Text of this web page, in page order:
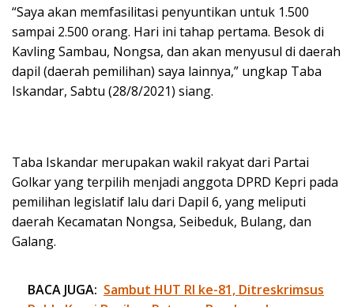
“Saya akan memfasilitasi penyuntikan untuk 1.500
sampai 2.500 orang. Hari ini tahap pertama. Besok di
Kavling Sambau, Nongsa, dan akan menyusul di daerah
dapil (daerah pemilihan) saya lainnya,” ungkap Taba
Iskandar, Sabtu (28/8/2021) siang.
Taba Iskandar merupakan wakil rakyat dari Partai
Golkar yang terpilih menjadi anggota DPRD Kepri pada
pemilihan legislatif lalu dari Dapil 6, yang meliputi
daerah Kecamatan Nongsa, Seibeduk, Bulang, dan
Galang.
BACA JUGA: Sambut HUT RI ke-81, Ditreskrimsus